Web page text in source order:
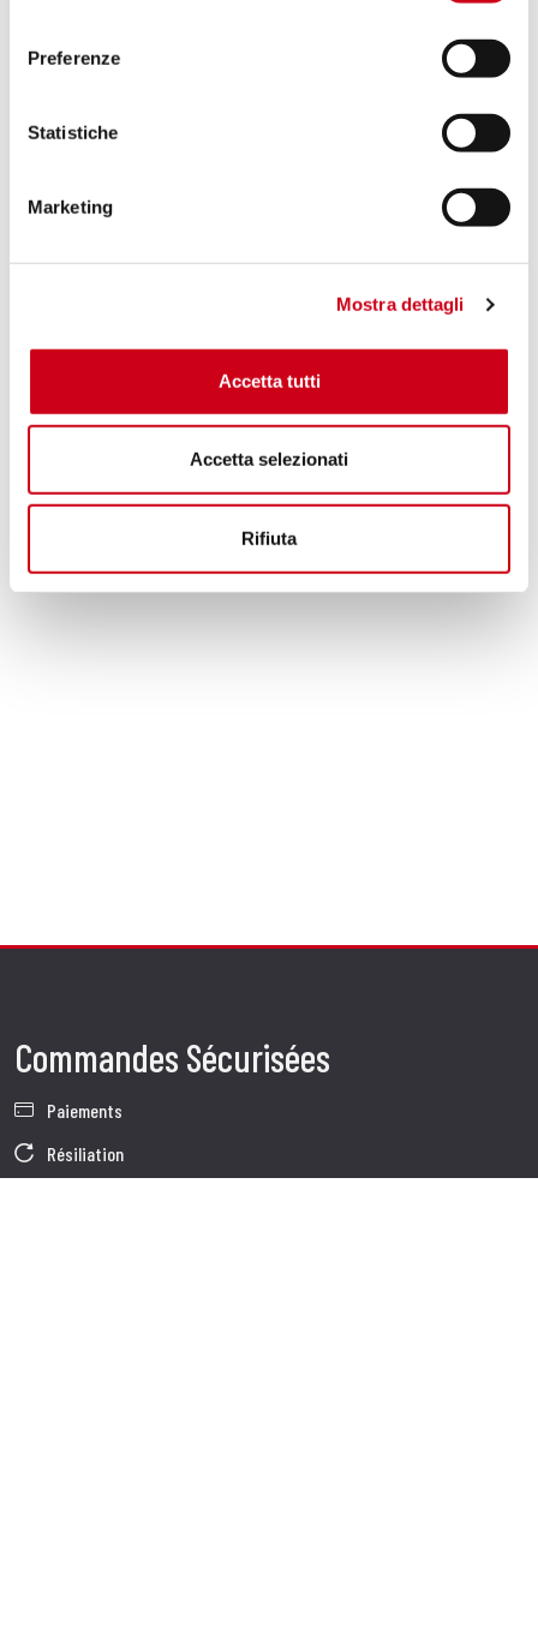
Preferenze
Statistiche
Marketing
Mostra dettagli
Accetta tutti
Accetta selezionati
Rifiuta
Commandes Sécurisées
Paiements
Résiliation